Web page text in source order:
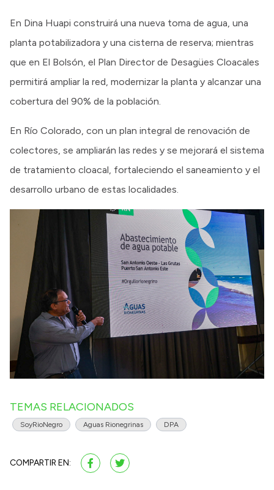
En Dina Huapi construirá una nueva toma de agua, una
planta potabilizadora y una cisterna de reserva; mientras
que en El Bolsón, el Plan Director de Desagües Cloacales
permitirá ampliar la red, modernizar la planta y alcanzar una
cobertura del 90% de la población.
En Río Colorado, con un plan integral de renovación de
colectores, se ampliarán las redes y se mejorará el sistema
de tratamiento cloacal, fortaleciendo el saneamiento y el
desarrollo urbano de estas localidades.
TEMAS RELACIONADOS
SoyRioNegro Aguas Rionegrinas DPA
COMPARTIR EN: